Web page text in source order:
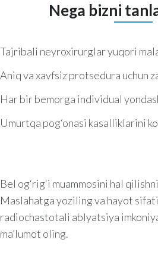
Nega bizni
Tajribali neyroxirurglar yuqori
Aniq va xavfsiz protsedura uchun
Har bir bemorga individual
Umurtqa pog‘onasi kasalliklarini
Bel og‘rig‘i muammosini hal
Maslahatga yoziling va hayot
radiochastotali ablyatsiya
ma’lumot oling.